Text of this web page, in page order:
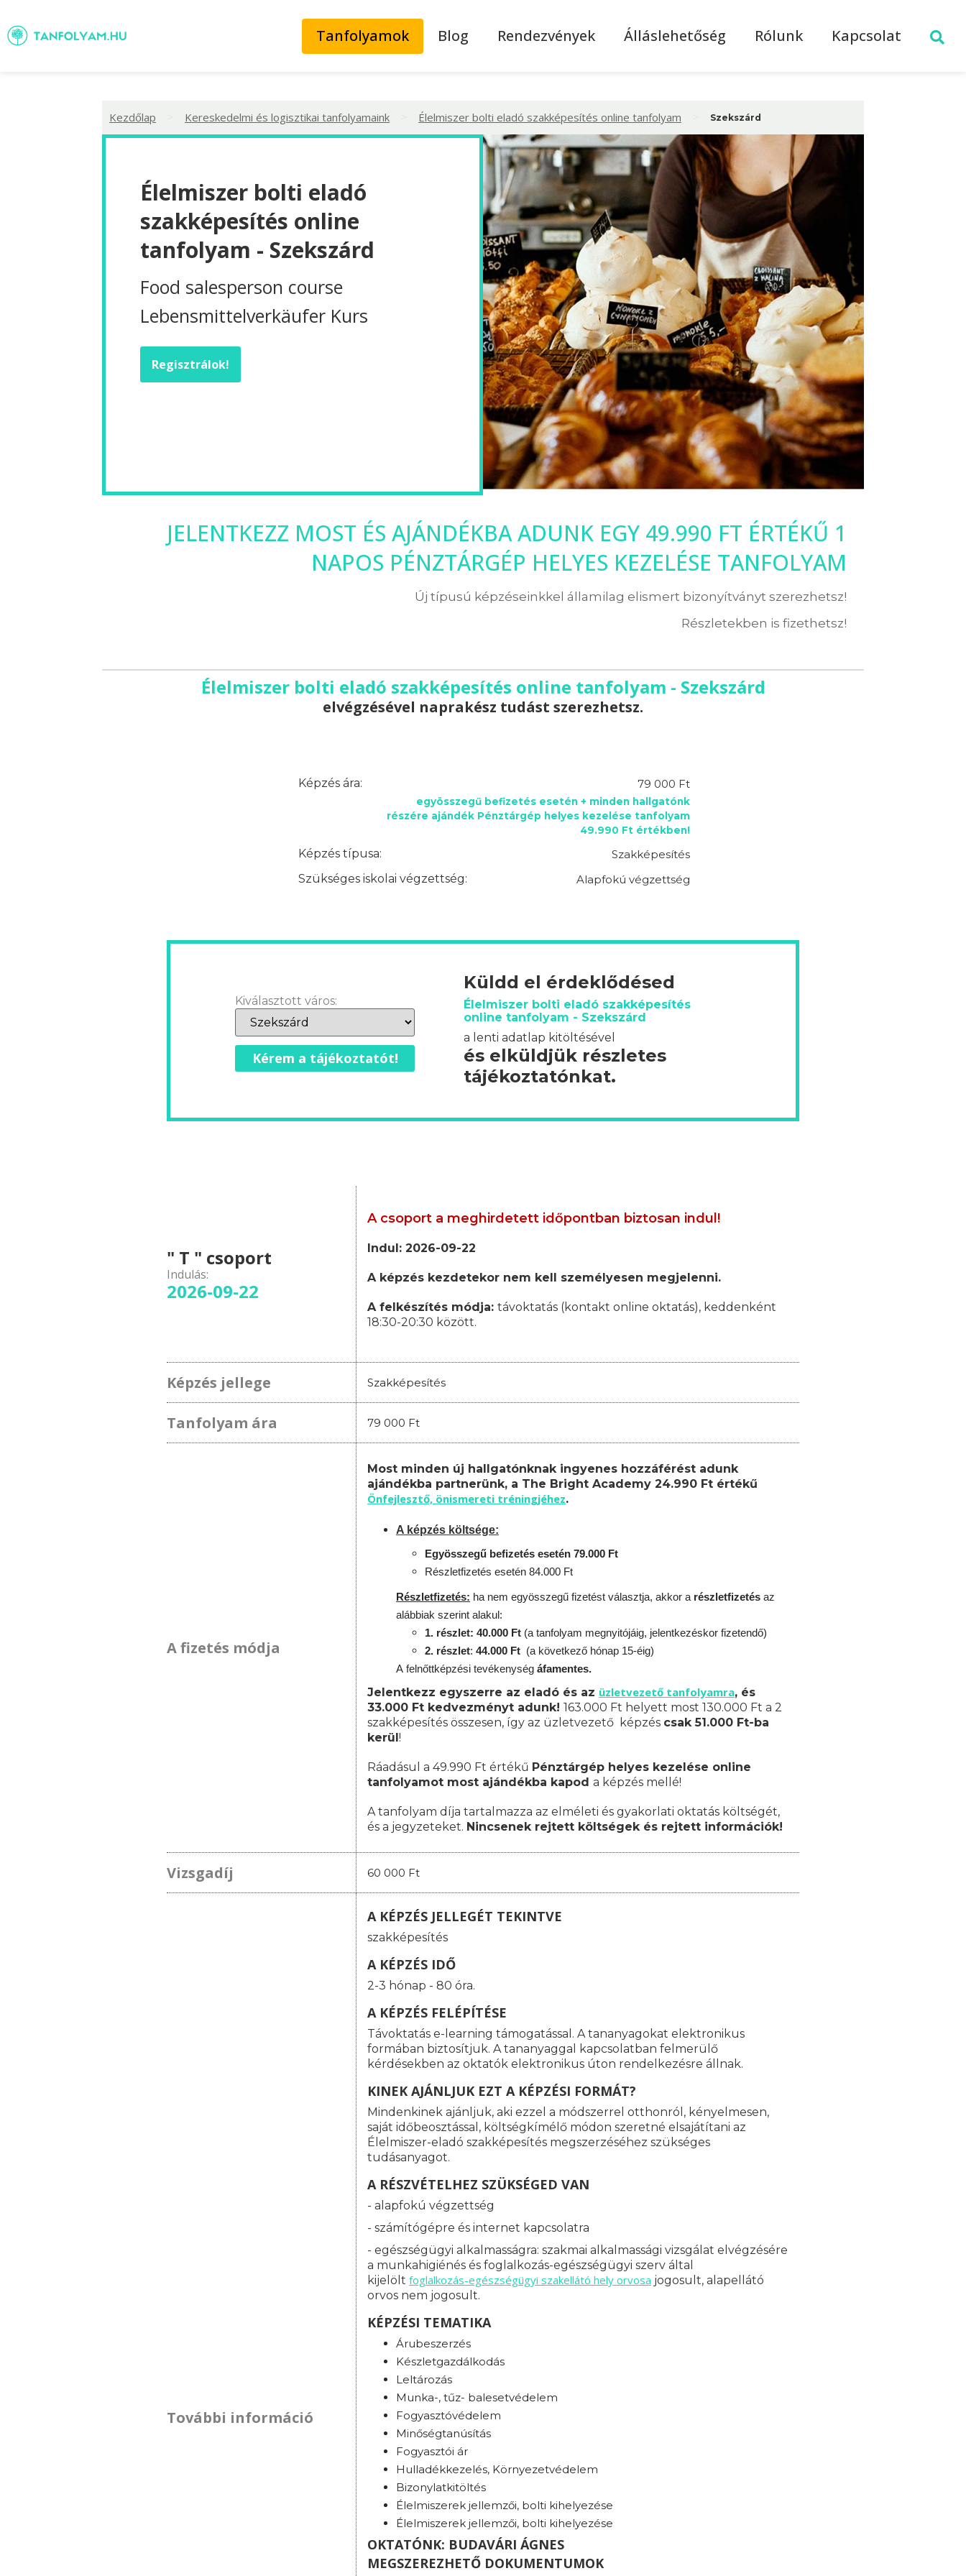
Tanfolyamok Blog Rendezvények Álláslehetőség Rólunk Kapcsolat
Kezdőlap Kereskedelmi és logisztikai tanfolyamaink Élelmiszer bolti eladó szakképesítés online tanfolyam Szekszárd
Élelmiszer bolti eladó
szakképesítés online
tanfolyam - Szekszárd
Food salesperson course
Lebensmittelverkäufer Kurs
Regisztrálok!
JELENTKEZZ MOST ÉS AJÁNDÉKBA ADUNK EGY 49.990 FT ÉRTÉKŰ 1
NAPOS PÉNZTÁRGÉP HELYES KEZELÉSE TANFOLYAM
Új típusú képzéseinkkel államilag elismert bizonyítványt szerezhetsz!
Részletekben is fizethetsz!
Élelmiszer bolti eladó szakképesítés online tanfolyam - Szekszárd
elvégzésével naprakész tudást szerezhetsz.
Képzés ára: 79 000 Ft
egyösszegű befizetés esetén + minden hallgatónk
részére ajándék Pénztárgép helyes kezelése tanfolyam
49.990 Ft értékben!
Képzés típusa:
Szakképesítés
Szükséges iskolai végzettség:
Alapfokú végzettség
Kiválasztott város:
Kérem a tájékoztatót!
Küldd el érdeklődésed
Élelmiszer bolti eladó szakképesítés
online tanfolyam - Szekszárd
a lenti adatlap kitöltésével
és elküldjük részletes
tájékoztatónkat.
" T " csoport
Indulás:
2026-09-22
A csoport a meghirdetett időpontban biztosan indul!
Indul: 2026-09-22
A képzés kezdetekor nem kell személyesen megjelenni.
A felkészítés módja: távoktatás (kontakt online oktatás), keddenként
18:30-20:30 között.
Képzés jellege Szakképesítés
Tanfolyam ára 79 000 Ft
A fizetés módja
Most minden új hallgatónknak ingyenes hozzáférést adunk
ajándékba partnerünk, a The Bright Academy 24.990 Ft értékű
Önfejlesztő, önismereti tréningjéhez.
A képzés költsége:
Egyösszegű befizetés esetén 79.000 Ft
Részletfizetés esetén 84.000 Ft
Részletfizetés: ha nem egyösszegű fizetést választja, akkor a részletfizetés az
alábbiak szerint alakul:
1. részlet: 40.000 Ft (a tanfolyam megnyitójáig, jelentkezéskor fizetendő)
2. részlet: 44.000 Ft (a következő hónap 15-éig)
A felnőttképzési tevékenység áfamentes.
Jelentkezz egyszerre az eladó és az üzletvezető tanfolyamra, és
33.000 Ft kedvezményt adunk! 163.000 Ft helyett most 130.000 Ft a 2
szakképesítés összesen, így az üzletvezető képzés csak 51.000 Ft-ba
kerül !
Ráadásul a 49.990 Ft értékű Pénztárgép helyes kezelése online
tanfolyamot most ajándékba kapod a képzés mellé!
A tanfolyam díja tartalmazza az elméleti és gyakorlati oktatás költségét,
és a jegyzeteket. Nincsenek rejtett költségek és rejtett információk!
Vizsgadíj 60 000 Ft
További információ
A KÉPZÉS JELLEGÉT TEKINTVE
szakképesítés
A KÉPZÉS IDŐ
2-3 hónap - 80 óra.
A KÉPZÉS FELÉPÍTÉSE
Távoktatás e-learning támogatással. A tananyagokat elektronikus
formában biztosítjuk. A tananyaggal kapcsolatban felmerülő
kérdésekben az oktatók elektronikus úton rendelkezésre állnak.
KINEK AJÁNLJUK EZT A KÉPZÉSI FORMÁT?
Mindenkinek ajánljuk, aki ezzel a módszerrel otthonról, kényelmesen,
saját időbeosztással, költségkímélő módon szeretné elsajátítani az
Élelmiszer-eladó szakképesítés megszerzéséhez szükséges
tudásanyagot.
A RÉSZVÉTELHEZ SZÜKSÉGED VAN
- alapfokú végzettség
- számítógépre és internet kapcsolatra
- egészségügyi alkalmasságra: szakmai alkalmassági vizsgálat elvégzésére
a munkahigiénés és foglalkozás-egészségügyi szerv által
kijelölt foglalkozás-egészségügyi szakellátó hely orvosa jogosult, alapellátó
orvos nem jogosult.
KÉPZÉSI TEMATIKA
Árubeszerzés
Készletgazdálkodás
Leltározás
Munka-, tűz- balesetvédelem
Fogyasztóvédelem
Minőségtanúsítás
Fogyasztói ár
Hulladékkezelés, Környezetvédelem
Bizonylatkitöltés
Élelmiszerek jellemzői, bolti kihelyezése
Élelmiszerek jellemzői, bolti kihelyezése
OKTATÓNK: BUDAVÁRI ÁGNES
MEGSZEREZHETŐ DOKUMENTUMOK